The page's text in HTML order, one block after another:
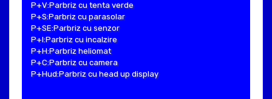
P+V:Parbriz cu tenta verde
P+S:Parbriz cu parasolar
P+SE:Parbriz cu senzor
P+I:Parbriz cu incalzire
P+H:Parbriz heliomat
P+C:Parbriz cu camera
P+Hud:Parbriz cu head up display